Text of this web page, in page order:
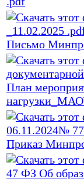
Письмо
План
Приказ